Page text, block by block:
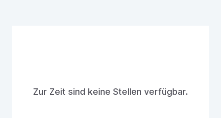
Zur Zeit sind keine Stellen verfügbar.